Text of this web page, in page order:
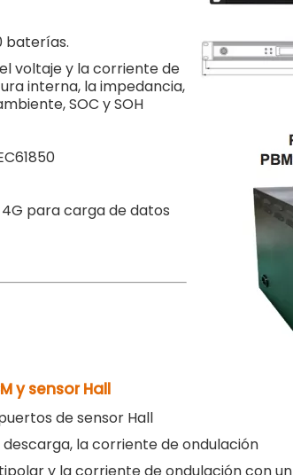
baterías.
voltaje y la corriente de
interna, la impedancia,
SOC y SOH
para carga de datos
y sensor Hall
de sensor Hall
la corriente de ondulación